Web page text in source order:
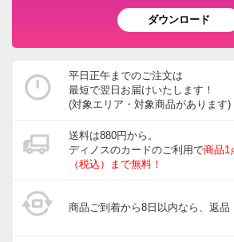
ダウンロード
平日正午までのご注文は
最短で翌日お届けいたします！
(対象エリア・対象商品があります)
送料は880円から。
ディノスのカードのご利用で商品1
（税込）まで無料！
商品ご到着から8日以内なら、返品